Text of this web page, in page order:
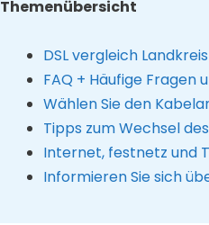
Themenübersicht
DSL vergleich
FAQ + Häufige Fragen
Wählen Sie den
Tipps zum Wechsel
Internet, festnetz und
Informieren Sie sich